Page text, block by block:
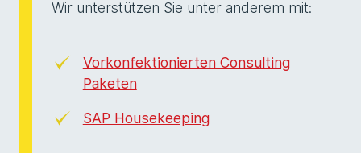
Wir unterstützen Sie unter anderem mit:
Vorkonfektionierten Consulting
Paketen
SAP Housekeeping